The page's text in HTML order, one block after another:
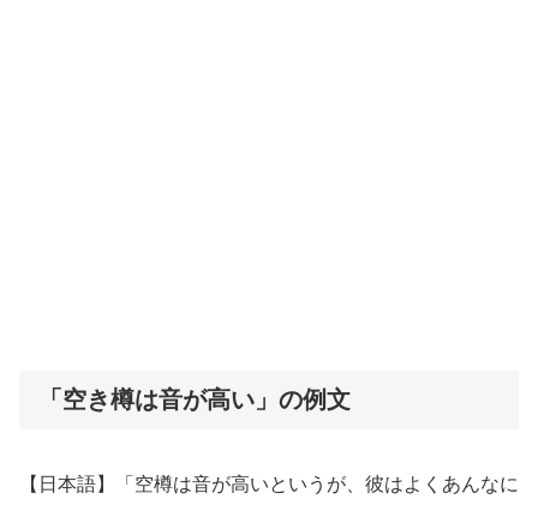
「空き樽は音が高い」の例文
【日本語】「空樽は音が高いというが、彼はよくあんなに